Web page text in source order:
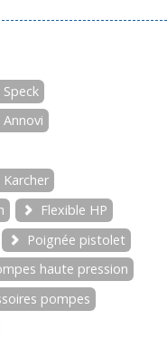
Flexible HP
Poignée pistolet
haute pression
pompes